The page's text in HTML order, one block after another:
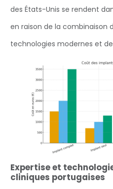
des États-Unis se rendent
en raison de la combinaison
technologies modernes et
Expertise et
cliniques portugaises